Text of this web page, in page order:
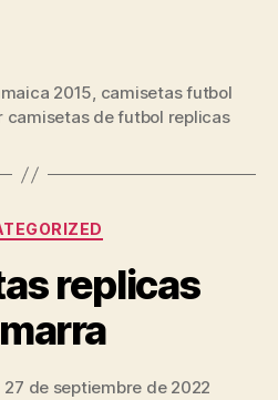
2015, camisetas futbol
camisetas de futbol replicas
Categorías
replicas
27 de septiembre de 2022